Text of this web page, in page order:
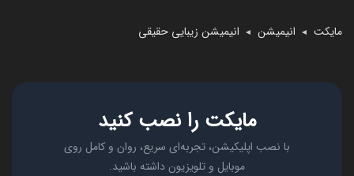
مایکت ◄ انیمیشن ◄ انیمیشن زیبایی حقیقی
مایکت را نصب کنید
با نصب اپلیکیشن، تجربه‌ای سریع، روان و کامل روی
موبایل و تلویزیون داشته باشید.